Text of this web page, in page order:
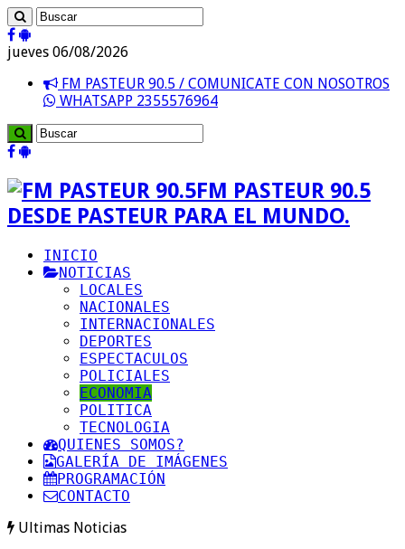
jueves 06/08/2026
FM PASTEUR 90.5 / COMUNICATE CON NOSOTROS
WHATSAPP 2355576964
FM PASTEUR 90.5
DESDE PASTEUR PARA EL MUNDO.
INICIO
NOTICIAS
LOCALES
NACIONALES
INTERNACIONALES
DEPORTES
ESPECTACULOS
POLICIALES
ECONOMIA
POLITICA
TECNOLOGIA
QUIENES SOMOS?
GALERÍA DE IMÁGENES
PROGRAMACIÓN
CONTACTO
Ultimas Noticias